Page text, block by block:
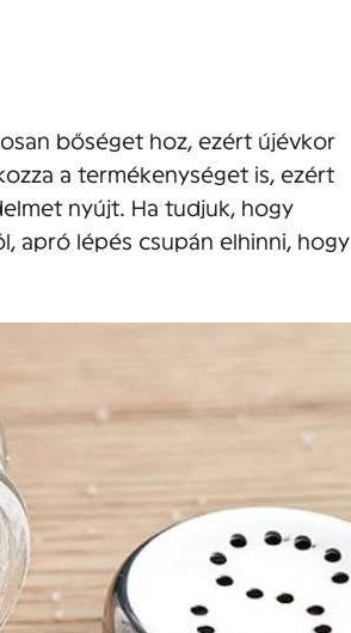
bőséget hoz, ezért újévkor
a termékenységet is, ezért
nyújt. Ha tudjuk, hogy
apró lépés csupán elhinni, hogy